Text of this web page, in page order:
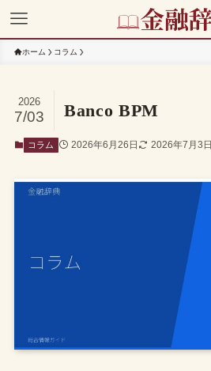
ホーム コラム
Banco BPM
2026
7/03
コラム 2026年6月26日 2026年7月3日